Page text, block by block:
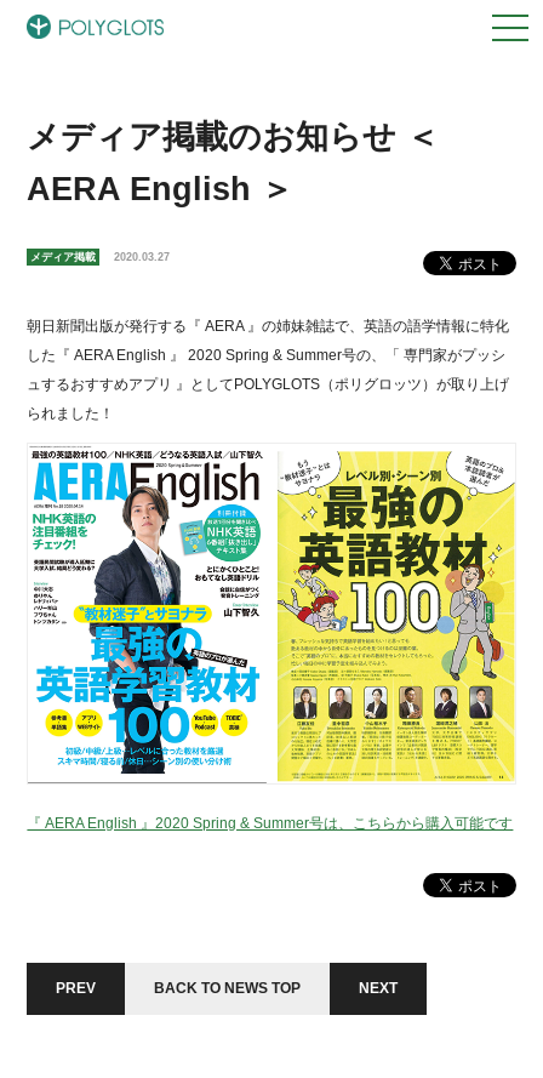
メディア掲載のお知らせ ＜
AERA English ＞
メディア掲載 2020.03.27
朝日新聞出版が発行する『 AERA 』の姉妹雑誌で、英語の語学情報に特化
した『 AERA English 』 2020 Spring & Summer号の、「 専門家がプッシ
ュするおすすめアプリ 』としてPOLYGLOTS（ポリグロッツ）が取り上げ
られました！
『 AERA English 』2020 Spring & Summer号は、こちらから購入可能です
PREV BACK TO NEWS TOP NEXT